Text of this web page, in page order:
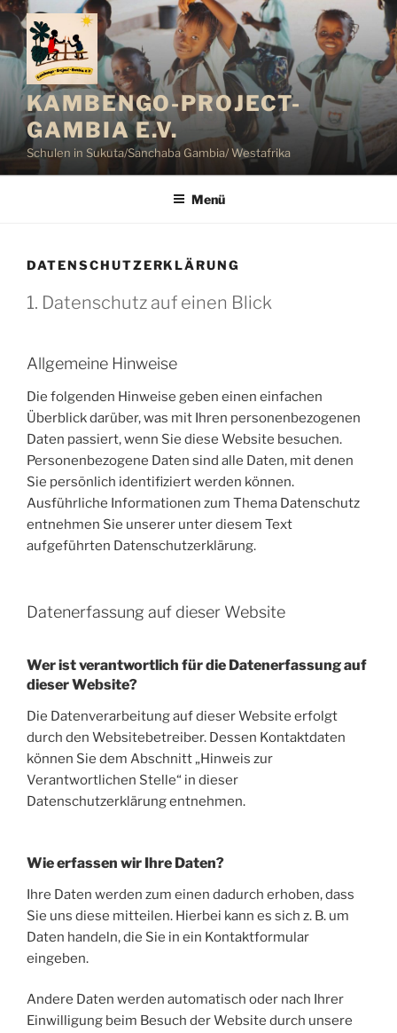
Zum
Inhalt
springen
KAMBENGO-PROJECT-
GAMBIA E.V.
Schulen in Sukuta/Sanchaba Gambia/ Westafrika
Menü
DATENSCHUTZERKLÄRUNG
1. Datenschutz auf einen Blick
Allgemeine Hinweise
Die folgenden Hinweise geben einen einfachen
Überblick darüber, was mit Ihren personenbezogenen
Daten passiert, wenn Sie diese Website besuchen.
Personenbezogene Daten sind alle Daten, mit denen
Sie persönlich identifiziert werden können.
Ausführliche Informationen zum Thema Datenschutz
entnehmen Sie unserer unter diesem Text
aufgeführten Datenschutzerklärung.
Datenerfassung auf dieser Website
Wer ist verantwortlich für die Datenerfassung auf
dieser Website?
Die Datenverarbeitung auf dieser Website erfolgt
durch den Websitebetreiber. Dessen Kontaktdaten
können Sie dem Abschnitt „Hinweis zur
Verantwortlichen Stelle“ in dieser
Datenschutzerklärung entnehmen.
Wie erfassen wir Ihre Daten?
Ihre Daten werden zum einen dadurch erhoben, dass
Sie uns diese mitteilen. Hierbei kann es sich z. B. um
Daten handeln, die Sie in ein Kontaktformular
eingeben.
Andere Daten werden automatisch oder nach Ihrer
Einwilligung beim Besuch der Website durch unsere